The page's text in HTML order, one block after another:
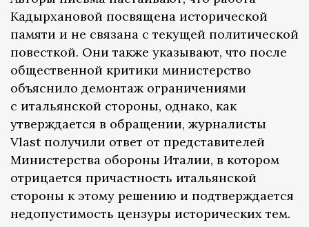
Кадырхановой посвящена исторической
памяти и не связана с текущей политической
повесткой. Они также указывают, что после
общественной критики министерство
объяснило демонтаж ограничениями
с итальянской стороны, однако, как
утверждается в обращении, журналисты
Vlast получили ответ от представителей
Министерства обороны Италии, в котором
отрицается причастность итальянской
стороны к этому решению и подтверждается
недопустимость цензуры исторических тем.